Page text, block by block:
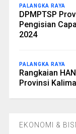
PALANGKA RAYA
DPMPTSP
Pengisian
2024
PALANGKA RAYA
Rangkaian
Provinsi
EKONOMI &